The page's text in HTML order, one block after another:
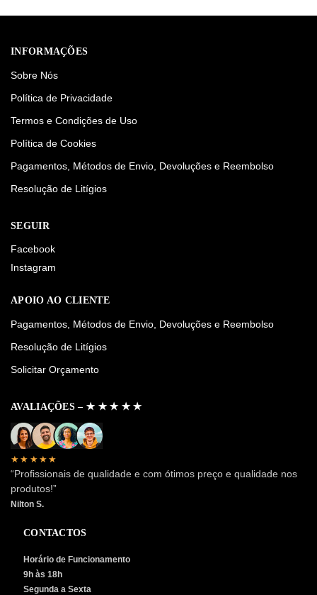
INFORMAÇÕES
Sobre Nós
Política de Privacidade
Termos e Condições de Uso
Política de Cookies
Pagamentos, Métodos de Envio, Devoluções e Reembolso
Resolução de Litígios
SEGUIR
Facebook
Instagram
APOIO AO CLIENTE
Pagamentos, Métodos de Envio, Devoluções e Reembolso
Resolução de Litígios
Solicitar Orçamento
AVALIAÇÕES – ✭ ✭ ✭ ✭ ✭
★★★★★
“Profissionais de qualidade e com ótimos preço e qualidade nos
produtos!”
Nilton S.
CONTACTOS
Horário de Funcionamento
9h às 18h
Segunda a Sexta